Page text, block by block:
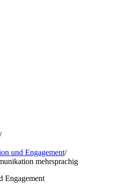
/
und Engagement/
mehrsprachig
Engagement